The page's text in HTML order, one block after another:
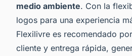
medio ambiente. Con la
logos para una experiencia
Flexilivre es recomendado
cliente y entrega rápida,